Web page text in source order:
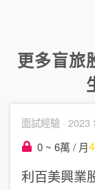
更多盲旅
面試經驗 · 2023
0 ~ 6萬 / 月
利百美興業